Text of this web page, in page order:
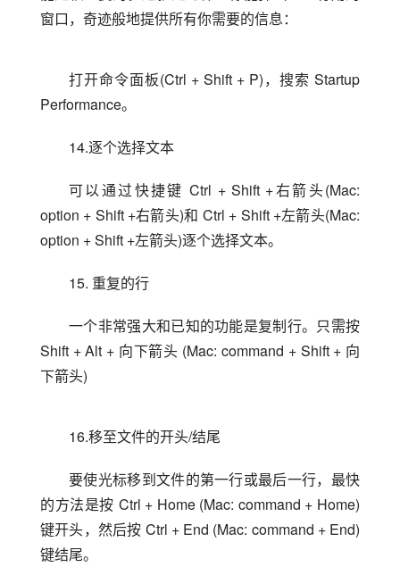
窗口，奇迹般地提供所有你需要的信息：
打开命令面板(Ctrl + Shift + P)，搜索 Startup
Performance。
14.逐个选择文本
可以通过快捷键 Ctrl + Shift +右箭头(Mac:
option + Shift +右箭头)和 Ctrl + Shift +左箭头(Mac:
option + Shift +左箭头)逐个选择文本。
15. 重复的行
一个非常强大和已知的功能是复制行。只需按
Shift + Alt + 向下箭头 (Mac: command + Shift + 向
下箭头)
16.移至文件的开头/结尾
要使光标移到文件的第一行或最后一行，最快
的方法是按 Ctrl + Home (Mac: command + Home)
键开头，然后按 Ctrl + End (Mac: command + End)
键结尾。